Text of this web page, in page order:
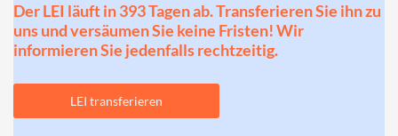
Der LEI läuft in 393 Tagen ab. Transferieren Sie ihn zu
uns und versäumen Sie keine Fristen! Wir
informieren Sie jedenfalls rechtzeitig.
LEI transferieren